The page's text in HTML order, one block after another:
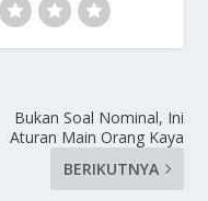
Bukan Soal Nominal, Ini
Aturan Main Orang Kaya
BERIKUTNYA